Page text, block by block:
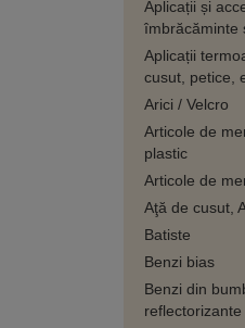
Aplicații și
îmbrăcăminte
Aplicații
cusut, petice,
Arici / Velcro
Articole de
plastic
Articole de
Aţă de cusut,
Batiste
Benzi bias
Benzi din
reflectorizante